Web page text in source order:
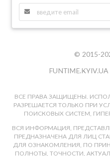
© 2015-
FUNTIME.KYIV.UA
ВСЕ ПРАВА ЗАЩИЩЕНЫ.
РАЗРЕШАЕТСЯ ТОЛЬКО ПРИ
ПОИСКОВЫХ СИСТЕМ,
ВСЯ ИНФОРМАЦИЯ,
ПРЕДНАЗНАЧЕНА ДЛЯ ЛИЦ
ДЛЯ ОЗНАКОМЛЕНИЯ, ПО
ПОЛНОТЫ, ТОЧНОСТИ,